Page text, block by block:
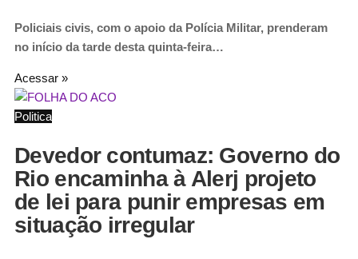
Policiais civis, com o apoio da Polícia Militar, prenderam
no início da tarde desta quinta-feira…
Acessar »
Politica
Devedor contumaz: Governo do
Rio encaminha à Alerj projeto
de lei para punir empresas em
situação irregular